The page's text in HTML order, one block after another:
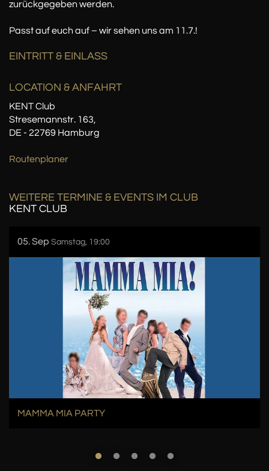
zurückgegeben werden.
Passt auf euch auf – wir sehen uns am 11.7.!
EINTRITT & EINLASS
LOCATION & ANFAHRT
KENT Club
Stresemannstr. 163,
DE - 22769 Hamburg
Routenplaner
WEITERE TERMINE & EVENTS IM CLUB
KENT CLUB
05. Sep Samstag, 19:00
MAMMA MIA PARTY